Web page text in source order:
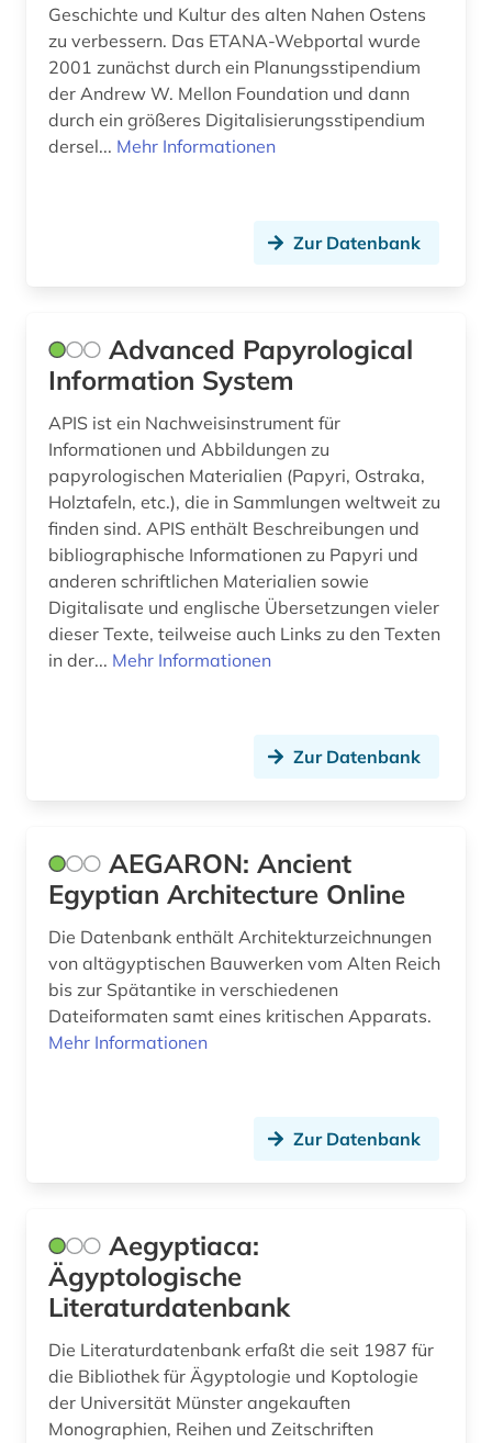
brief (1)
british academy (1)
bronze (1)
bronzeplastik (1)
buchkunst (2)
bulgarien (1)
bunker (2)
byzantinisches reich (2)
byzantinistik (4)
böhmen (1)
chemie (4)
china (3)
datensammlung (1)
demotisch (2)
denkmal (2)
denkmalpflege (4)
design (3)
deutschland (5)
deutschland (ddr) (1)
deutschsprachige gemeinschaft (1)
dia (1)
Spanien (1)
Suedamerika (1)
Tschechische Republik (1)
Ukraine (1)
Zypern (1)
Geschichte und Kultur des alten Nahen Ostens
zu verbessern. Das ETANA-Webportal wurde
2001 zunächst durch ein Planungsstipendium
der Andrew W. Mellon Foundation und dann
durch ein größeres Digitalisierungsstipendium
dersel... Mehr Informationen
Zur Datenbank
Advanced Papyrological
Information System
APIS ist ein Nachweisinstrument für
Informationen und Abbildungen zu
papyrologischen Materialien (Papyri, Ostraka,
Holztafeln, etc.), die in Sammlungen weltweit zu
finden sind. APIS enthält Beschreibungen und
bibliographische Informationen zu Papyri und
anderen schriftlichen Materialien sowie
Digitalisate und englische Übersetzungen vieler
dieser Texte, teilweise auch Links zu den Texten
in der... Mehr Informationen
Zur Datenbank
AEGARON: Ancient
Egyptian Architecture Online
Die Datenbank enthält Architekturzeichnungen
von altägyptischen Bauwerken vom Alten Reich
bis zur Spätantike in verschiedenen
Dateiformaten samt eines kritischen Apparats.
Mehr Informationen
Zur Datenbank
Aegyptiaca:
Ägyptologische
Literaturdatenbank
Die Literaturdatenbank erfaßt die seit 1987 für
die Bibliothek für Ägyptologie und Koptologie
der Universität Münster angekauften
Monographien, Reihen und Zeitschriften